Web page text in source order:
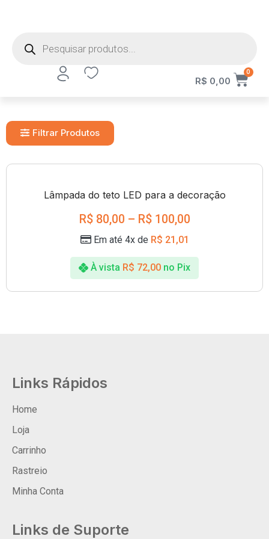
R$ 0,00
0
Filtrar Produtos
Lâmpada do teto LED para a decoração
R$80,00 – R$100,00
Em até 4x de R$ 21,01
À vista R$ 72,00 no Pix
Links Rápidos
Home
Loja
Carrinho
Rastreio
Minha Conta
Links de Suporte